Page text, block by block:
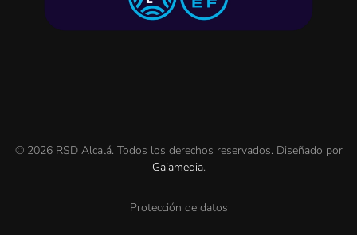
© 2026RSD Alcalá. Todos los derechos reservados. Diseñado por
Gaiamedia.
Protección de datos